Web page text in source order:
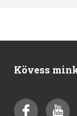
Kövess